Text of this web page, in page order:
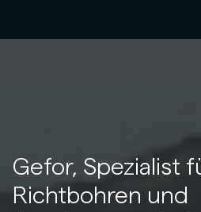
Gefor, Spezialist
Richtbohren und